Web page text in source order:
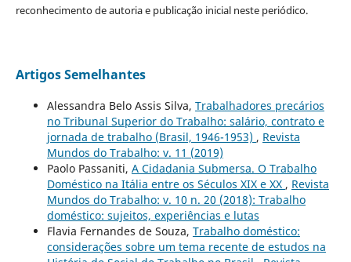
reconhecimento de autoria e publicação inicial neste periódico.
Artigos Semelhantes
Alessandra Belo Assis Silva, Trabalhadores precários
no Tribunal Superior do Trabalho: salário, contrato e
jornada de trabalho (Brasil, 1946-1953) , Revista
Mundos do Trabalho: v. 11 (2019)
Paolo Passaniti, A Cidadania Submersa. O Trabalho
Doméstico na Itália entre os Séculos XIX e XX , Revista
Mundos do Trabalho: v. 10 n. 20 (2018): Trabalho
doméstico: sujeitos, experiências e lutas
Flavia Fernandes de Souza, Trabalho doméstico:
considerações sobre um tema recente de estudos na